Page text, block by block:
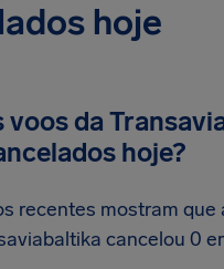
hoje
voos da
hoje?
recentes mostram que
cancelou 0